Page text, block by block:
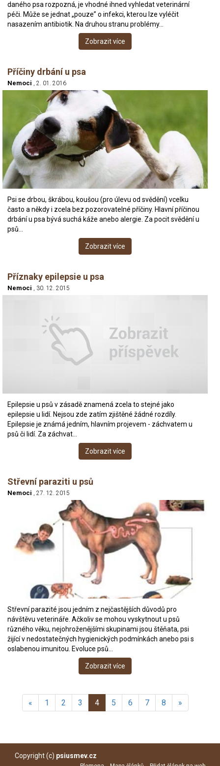
daného psa rozpozná, je vhodné ihned vyhledat veterinární
péči. Může se jednat „pouze” o infekci, kterou lze vyléčit
nasazením antibiotik. Na druhou stranu problémy…
Zobrazit více
Příčiny drbání u psa
Nemoci , 2. 01. 2016
Psi se drbou, škrábou, koušou (pro úlevu od svědění) vcelku
často a někdy i zcela bez pozorovatelné příčiny. Hlavní příčinou
drbání u psa bývá suchá káže anebo alergie. Za pocit svědění u
psů…
Zobrazit více
Příznaky epilepsie u psa
Nemoci , 30. 12. 2015
Epilepsie u psů v zásadě znamená zcela to stejné jako
epilepsie u lidí. Nejsou zde zatím zjištěné žádné rozdíly.
Epilepsie je známá jedním, hlavním projevem - záchvatem u
psů či lidí. Za záchvat…
Zobrazit více
Střevní paraziti u psů
Nemoci , 27. 12. 2015
Střevní parazité jsou jedním z nejčastějších důvodů pro
návštěvu veterináře. Ačkoliv se mohou vyskytnout u psů
různého věku, nejohroženějšími skupinami jsou štěňata, psi
žijící v nedostatečných hygienických podmínkách anebo psi s
oslabenou imunitou. Evoluce psů…
Zobrazit více
« 1 2 3 4 5 6 7 8 »
Copyright (c) psiusmev.cz